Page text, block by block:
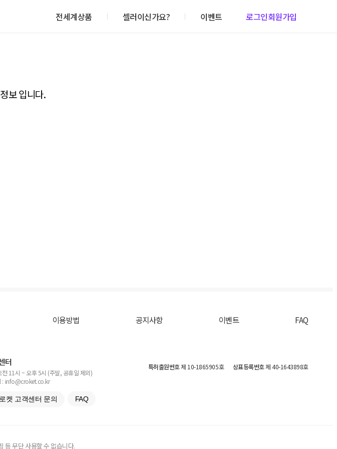
전세계상품 셀러이신가요? 이벤트 로그인회원가입
보 입니다.
이용방법 공지사항 이벤트 FAQ
터
전 11시 ~ 오후 5시 (주말, 공휴일 제외)
: info@croket.co.kr
켓 고객센터 문의 FAQ
특허출원번호제 10-1865905호 상표등록번호제 40-1643898호
등 무단 사용할 수 없습니다.